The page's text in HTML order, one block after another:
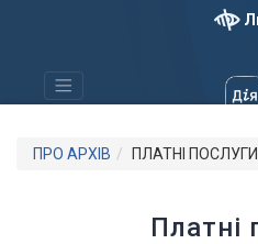
ПРО АРХІВ ПЛАТНІ ПОСЛУГИ
Платні